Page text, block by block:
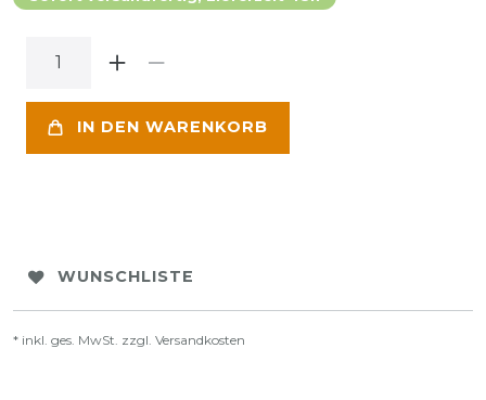
IN DEN WARENKORB
WUNSCHLISTE
* inkl. ges. MwSt. zzgl. Versandkosten